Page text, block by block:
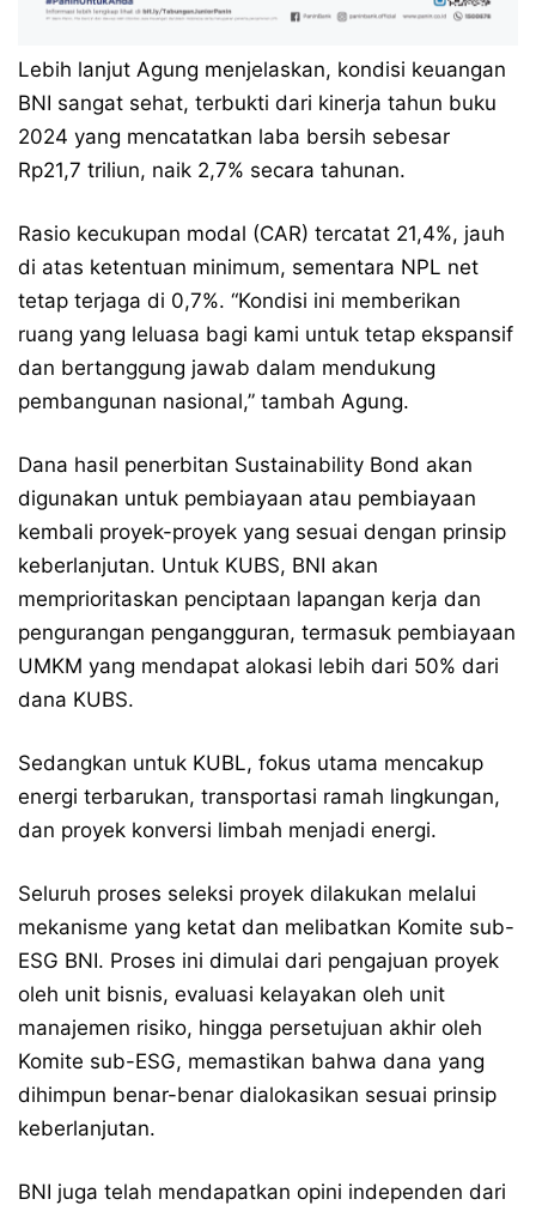
Lebih lanjut Agung menjelaskan, kondisi keuangan
BNI sangat sehat, terbukti dari kinerja tahun buku
2024 yang mencatatkan laba bersih sebesar
Rp21,7 triliun, naik 2,7% secara tahunan.
Rasio kecukupan modal (CAR) tercatat 21,4%, jauh
di atas ketentuan minimum, sementara NPL net
tetap terjaga di 0,7%. “Kondisi ini memberikan
ruang yang leluasa bagi kami untuk tetap ekspansif
dan bertanggung jawab dalam mendukung
pembangunan nasional,” tambah Agung.
Dana hasil penerbitan Sustainability Bond akan
digunakan untuk pembiayaan atau pembiayaan
kembali proyek-proyek yang sesuai dengan prinsip
keberlanjutan. Untuk KUBS, BNI akan
memprioritaskan penciptaan lapangan kerja dan
pengurangan pengangguran, termasuk pembiayaan
UMKM yang mendapat alokasi lebih dari 50% dari
dana KUBS.
Sedangkan untuk KUBL, fokus utama mencakup
energi terbarukan, transportasi ramah lingkungan,
dan proyek konversi limbah menjadi energi.
Seluruh proses seleksi proyek dilakukan melalui
mekanisme yang ketat dan melibatkan Komite sub-
ESG BNI. Proses ini dimulai dari pengajuan proyek
oleh unit bisnis, evaluasi kelayakan oleh unit
manajemen risiko, hingga persetujuan akhir oleh
Komite sub-ESG, memastikan bahwa dana yang
dihimpun benar-benar dialokasikan sesuai prinsip
keberlanjutan.
BNI juga telah mendapatkan opini independen dari